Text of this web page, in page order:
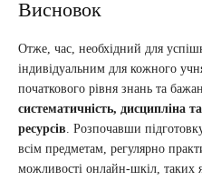
Висновок
Отже, час, необхідний для
індивідуальним для кожного
початкового рівня знань та
систематичність, дисципліна
ресурсів. Розпочавши
всім предметам, регулярно
можливості онлайн-шкіл, таких